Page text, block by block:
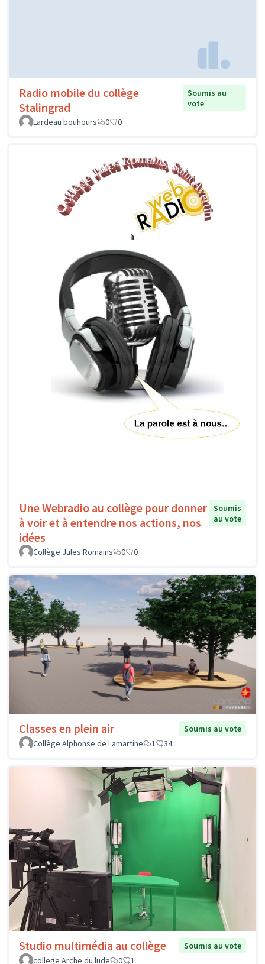
Radio mobile du collège
Stalingrad
Soumis au
vote
Lardeau bouhours
0 0
Une Webradio au collège pour donner
à voir et à entendre nos actions, nos
idées
Soumis
au vote
Collège Jules Romains 0 0
Classes en plein air
Soumis au vote
Collège Alphonse de Lamartine
1 34
Studio multimédia au collège
Soumis au vote
college Arche du lude
0 1